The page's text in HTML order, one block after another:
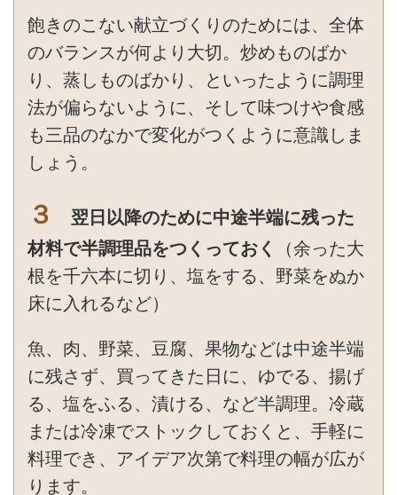
飽きのこない献立づくりのためには、全体
のバランスが何より大切。炒めものばか
り、蒸しものばかり、といったように調理
法が偏らないように、そして味つけや食感
も三品のなかで変化がつくように意識しま
しょう。
３
翌日以降のために中途半端に残った
材料で半調理品をつくっておく
（余った大
根を千六本に切り、塩をする、野菜をぬか
床に入れるなど）
魚、肉、野菜、豆腐、果物などは中途半端
に残さず、買ってきた日に、ゆでる、揚げ
る、塩をふる、漬ける、など半調理。冷蔵
または冷凍でストックしておくと、手軽に
料理でき、アイデア次第で料理の幅が広が
ります。